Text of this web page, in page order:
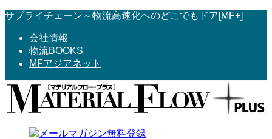
コ
へ
ス
ナ
ョ
ン
サプライチェーン～物流高速化へのどこでもドア[MF+]
会社情報
物流BOOKS
MFアジアネット